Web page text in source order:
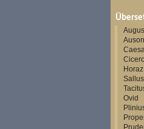
Cicero
Horaz
Ovid